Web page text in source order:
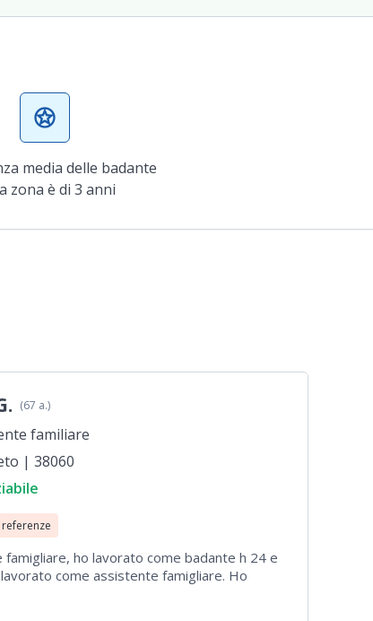
stars
media delle badante
zona è di 3 anni
(67 a.)
familiare
| 38060
ho lavorato come badante h 24 e
come assistente famigliare. Ho